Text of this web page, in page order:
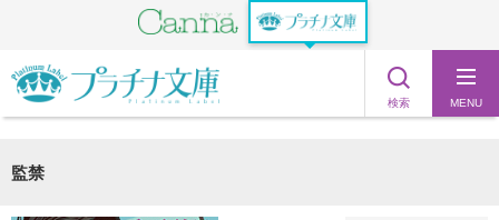
検索 MENU
監禁